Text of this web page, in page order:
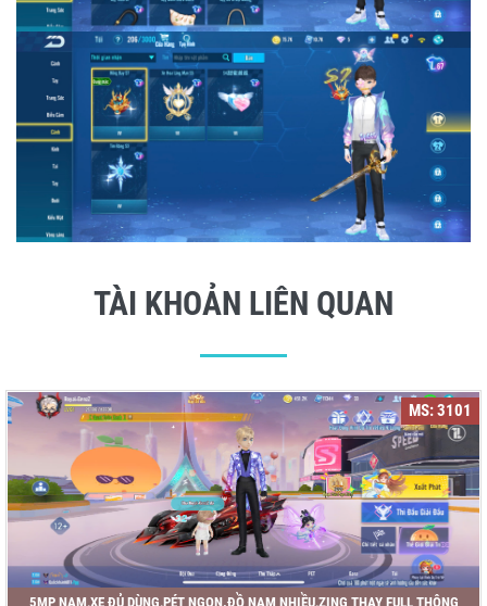
TÀI KHOẢN LIÊN QUAN
MS: 3101
5MP NAM,XE ĐỦ DÙNG,PÉT NGON.ĐỒ NAM NHIỀU,ZING THAY FULL THÔNG